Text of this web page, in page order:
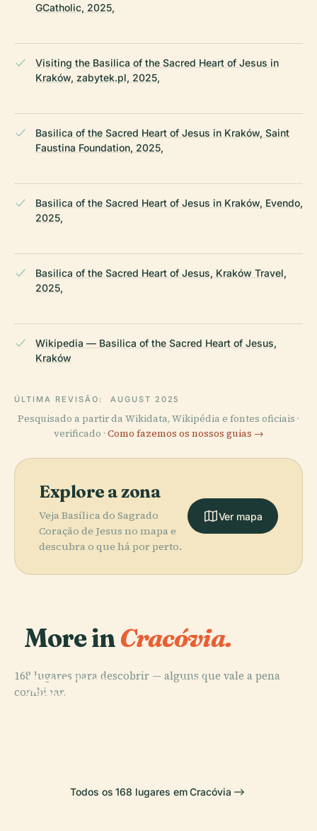
GCatholic, 2025,
Visiting the Basilica of the Sacred Heart of Jesus in
Kraków, zabytek.pl, 2025,
Basilica of the Sacred Heart of Jesus in Kraków, Saint
Faustina Foundation, 2025,
Basilica of the Sacred Heart of Jesus in Kraków, Evendo,
2025,
Basilica of the Sacred Heart of Jesus, Kraków Travel,
2025,
Wikipedia — Basilica of the Sacred Heart of Jesus,
Kraków
ÚLTIMA REVISÃO: AUGUST 2025
Pesquisado a partir da Wikidata, Wikipédia e fontes oficiais ·
verificado · Como fazemos os nossos guias →
Explore a zona
Veja Basílica do Sagrado
Coração de Jesus no mapa e
descubra o que há por perto.
Ver mapa
More inCracóvia.
168 lugares para descobrir — alguns que vale a pena
combinar.
Mercado da
Cidade Velha
PLACE
PLACE
PLACE
Todos os 168 lugares em Cracóvia